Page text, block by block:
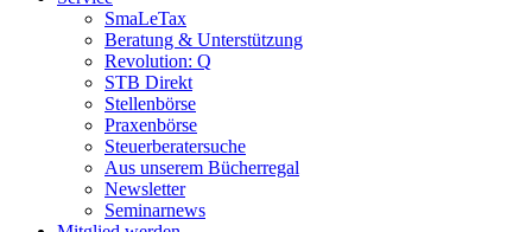
SmaLeTax
Beratung & Unterstützung
Revolution: Q
STB Direkt
Stellenbörse
Praxenbörse
Steuerberatersuche
Aus unserem Bücherregal
Newsletter
Seminarnews